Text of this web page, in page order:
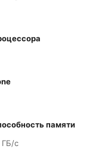
памяти
ГБ/с